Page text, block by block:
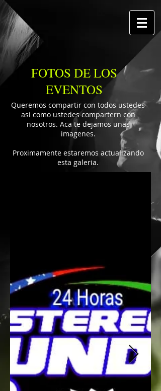
FOTOS DE LOS
EVENTOS
Queremos compartir con todos ustedes
asi como ustedes compartern con
nosotros. Aca te dejamos unas
imagenes.
Proximamente estaremos actualizando
esta galeria.